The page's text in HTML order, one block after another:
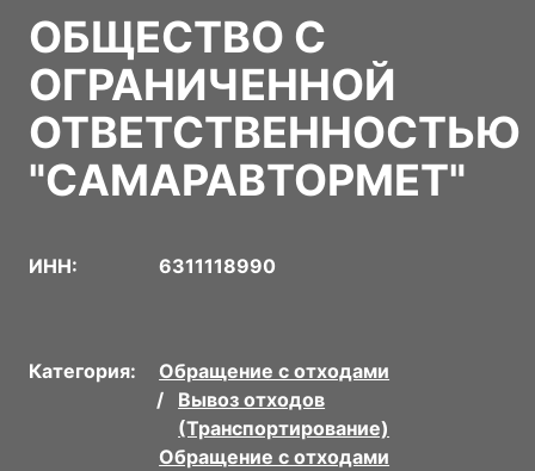
ОБЩЕСТВО С
ОГРАНИЧЕННОЙ
ОТВЕТСТВЕННОСТЬЮ
"САМАРАВТОРМЕТ"
ИНН: 6311118990
Категория:
Обращение с отходами
Вывоз отходов
(Транспортирование)
Обращение с отходами